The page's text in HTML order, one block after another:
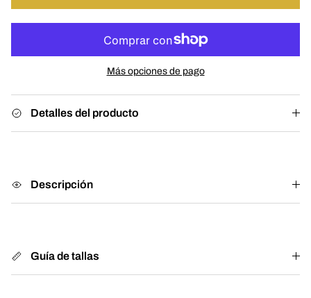
Más opciones de pago
Detalles del producto
Descripción
Guía de tallas